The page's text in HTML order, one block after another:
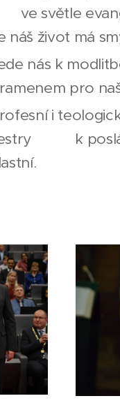
světle
náš život má
nás k
pro
i
k